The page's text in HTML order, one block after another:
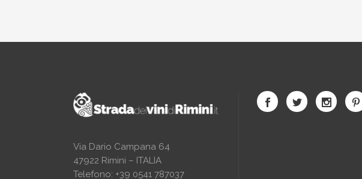
Via Dario Campana 64
47922 Rimini – ITALIA
Telefono: +39 0541 787037